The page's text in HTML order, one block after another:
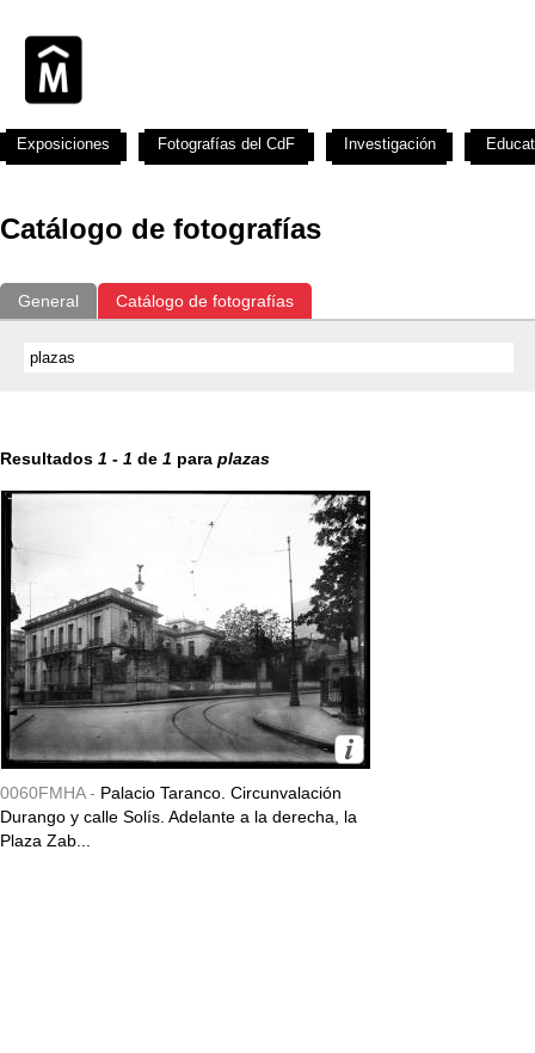
Catálogo de fotografías
General Catálogo de fotografías
Resultados 1 - 1 de 1 para plazas
0060FMHA - Palacio Taranco. Circunvalación
Durango y calle Solís. Adelante a la derecha, la
Plaza Zab...
Exposiciones Fotografías del CdF Investigación